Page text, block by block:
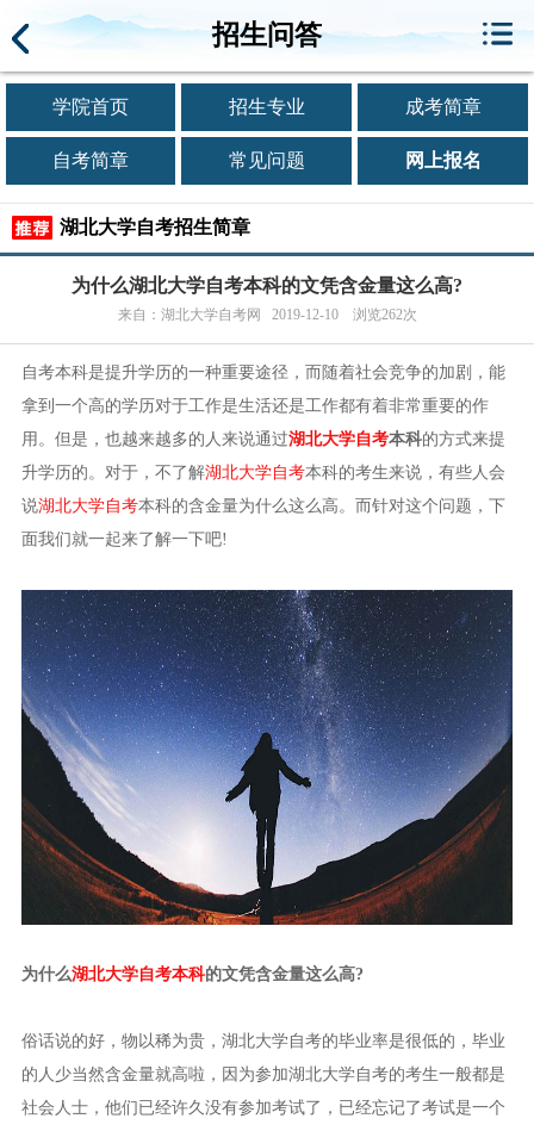
招生问答
学院首页 招生专业 成考简章
自考简章 常见问题 网上报名
湖北大学自考招生简章
为什么湖北大学自考本科的文凭含金量这么高?
来自：湖北大学自考网 2019-12-10 浏览262次
自考本科是提升学历的一种重要途径，而随着社会竞争的加剧，能
拿到一个高的学历对于工作是生活还是工作都有着非常重要的作
用。但是，也越来越多的人来说通过湖北大学自考本科的方式来提
升学历的。对于，不了解湖北大学自考本科的考生来说，有些人会
说湖北大学自考本科的含金量为什么这么高。而针对这个问题，下
面我们就一起来了解一下吧!
为什么湖北大学自考本科的文凭含金量这么高?
俗话说的好，物以稀为贵，湖北大学自考的毕业率是很低的，毕业
的人少当然含金量就高啦，因为参加湖北大学自考的考生一般都是
社会人士，他们已经许久没有参加考试了，已经忘记了考试是一个